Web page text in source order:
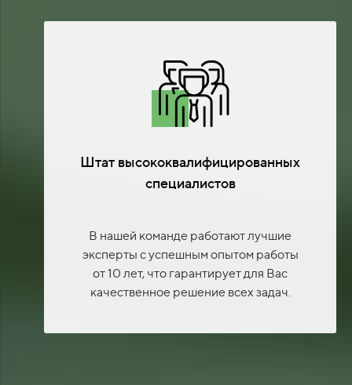
Штат высококвалифицированных
специалистов
В нашей команде работают лучшие
эксперты с успешным опытом работы
от 10 лет, что гарантирует для Вас
качественное решение всех задач.